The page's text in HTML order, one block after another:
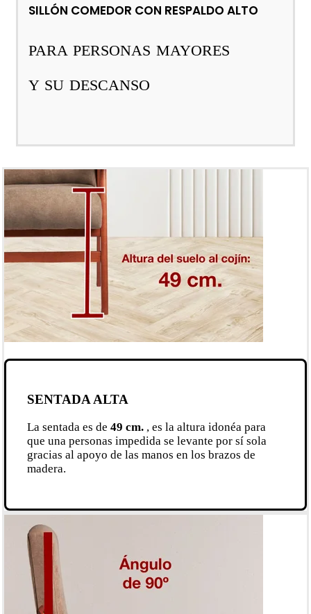
SILLÓN COMEDOR CON RESPALDO ALTO
PARA PERSONAS MAYORES
Y SU DESCANSO
SENTADA ALTA
La sentada es de 49 cm. , es la altura idonéa para
que una personas impedida se levante por sí sola
gracias al apoyo de las manos en los brazos de
madera.